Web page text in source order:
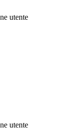
utente
utente